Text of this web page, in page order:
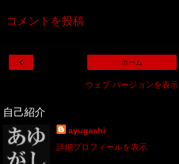
コメントを投稿
‹ ホーム
ウェブ バージョンを表示
自己紹介
ayugashi
詳細プロフィールを表示